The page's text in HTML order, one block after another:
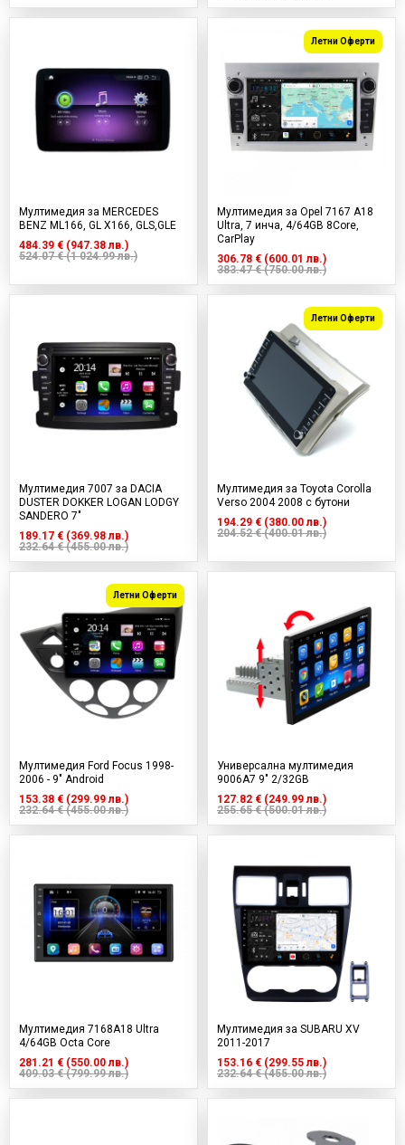
Мултимедия за MERCEDES
BENZ ML166, GL X166, GLS,GLE
484.39 € (947.38 лв.)
524.07 € (1 024.99 лв.)
Летни Оферти
Мултимедия за Opel 7167 А18
Ultra, 7 инча, 4/64GB 8Core,
CarPlay
306.78 € (600.01 лв.)
383.47 € (750.00 лв.)
Мултимедия 7007 за DACIA
DUSTER DOKKER LOGAN LODGY
SANDERO 7"
189.17 € (369.98 лв.)
232.64 € (455.00 лв.)
Летни Оферти
Мултимедия за Toyota Corolla
Verso 2004 2008 с бутони
194.29 € (380.00 лв.)
204.52 € (400.01 лв.)
Летни Оферти
Мултимедия Ford Focus 1998-
2006 - 9" Android
153.38 € (299.99 лв.)
232.64 € (455.00 лв.)
Универсална мултимедия
9006A7 9" 2/32GB
127.82 € (249.99 лв.)
255.65 € (500.01 лв.)
Мултимедия 7168A18 Ultra
4/64GB Octa Core
281.21 € (550.00 лв.)
409.03 € (799.99 лв.)
Мултимедия за SUBARU XV
2011-2017
153.16 € (299.55 лв.)
232.64 € (455.00 лв.)